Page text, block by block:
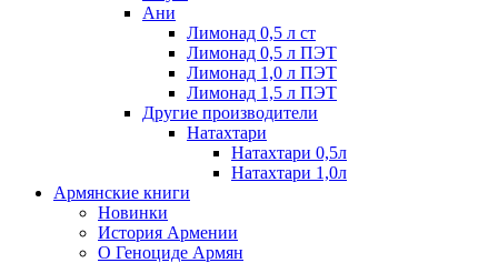
Ани
Лимонад 0,5 л ст
Лимонад 0,5 л ПЭТ
Лимонад 1,0 л ПЭТ
Лимонад 1,5 л ПЭТ
Другие производители
Натахтари
Натахтари 0,5л
Натахтари 1,0л
Армянские книги
Новинки
История Армении
О Геноциде Армян